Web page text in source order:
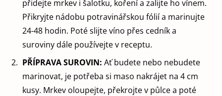
přidejte mrkev i šalotku, koření a zalijte ho vínem.
Přikryjte nádobu potravinářskou fólií a marinujte
24-48 hodin. Poté slijte víno přes cedník a
suroviny dále používejte v receptu.
PŘÍPRAVA SUROVIN: Ať budete nebo nebudete
marinovat, je potřeba si maso nakrájet na 4 cm
kusy. Mrkev oloupejte, překrojte v půlce a poté